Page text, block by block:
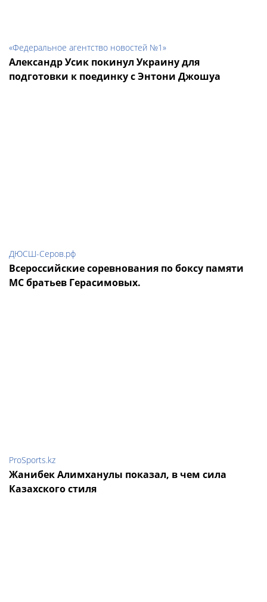
«Федеральное агентство новостей №1»
Александр Усик покинул Украину для
подготовки к поединку с Энтони Джошуа
ДЮСШ-Серов.рф
Всероссийские соревнования по боксу памяти
МС братьев Герасимовых.
ProSports.kz
Жанибек Алимханулы показал, в чем сила
Казахского стиля